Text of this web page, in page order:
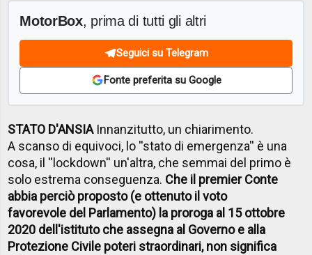
MotorBox, prima di tutti gli altri
Seguici su Telegram
Fonte preferita su Google
STATO D'ANSIAInnanzitutto, un chiarimento.
A scanso di equivoci, lo ''stato di emergenza'' è una
cosa, il ''lockdown'' un'altra, che semmai del primo è
solo estrema conseguenza. Che il premier Conte
abbia perciò proposto (e ottenuto il voto
favorevole del Parlamento) la proroga al 15 ottobre
2020 dell'istituto che assegna al Governo e alla
Protezione Civile poteri straordinari, non significa